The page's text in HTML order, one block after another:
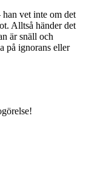
vet inte om det
Alltså händer det
är snäll och
på ignorans eller